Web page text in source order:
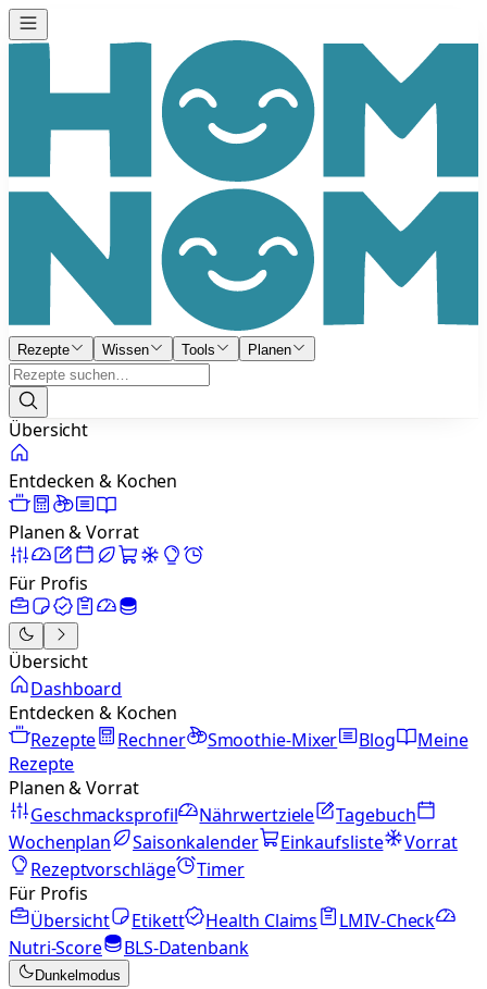
Rezepte Wissen Tools Planen
Übersicht
Entdecken & Kochen
Planen & Vorrat
Für Profis
Übersicht
Dashboard
Entdecken & Kochen
Rezepte
Rechner Smoothie-Mixer Blog
Meine
Rezepte
Planen & Vorrat
Geschmacksprofil
Nährwertziele
Tagebuch
Wochenplan
Saisonkalender Einkaufsliste
Vorrat
Rezeptvorschläge
Timer
Für Profis
Übersicht
Etikett Health Claims
LMIV-Check
Nutri-Score
BLS-Datenbank
Dunkelmodus